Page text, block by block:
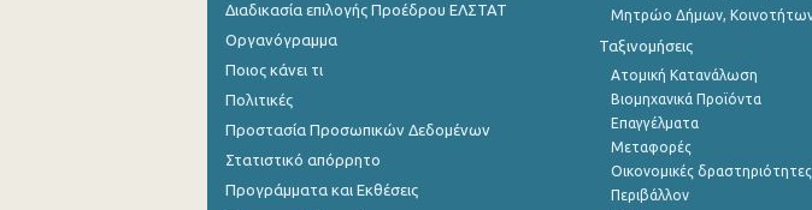
Διαδικασία επιλογής Προέδρου ΕΛΣΤΑΤ
Οργανόγραμμα
Ποιος κάνει τι
Πολιτικές
Προστασία Προσωπικών Δεδομένων
Στατιστικό απόρρητο
Προγράμματα και Εκθέσεις
Μητρώο Δήμων, Κοινοτήτων
Ταξινομήσεις
Ατομική Κατανάλωση
Βιομηχανικά Προϊόντα
Επαγγέλματα
Μεταφορές
Οικονομικές δραστηριότητες
Περιβάλλον